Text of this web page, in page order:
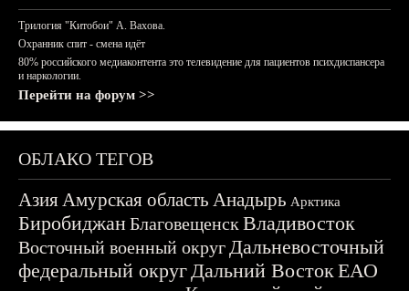
Трилогия "Китобои" А. Вахова.
Охранник спит - смена идёт
80% российского медиаконтента это телевидение для пациентов психдиспансера
и наркологии.
Перейти на форум >>
ОБЛАКО ТЕГОВ
АзияАмурская область Анадырь Арктика
БиробиджанБлаговещенскВладивосток
Восточный военный округДальневосточный
федеральный округДальний ВостокЕАО